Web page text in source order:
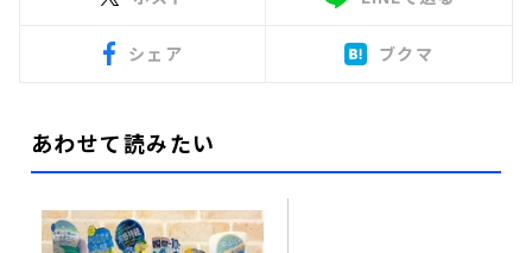
シェア ブクマ
あわせて読みたい